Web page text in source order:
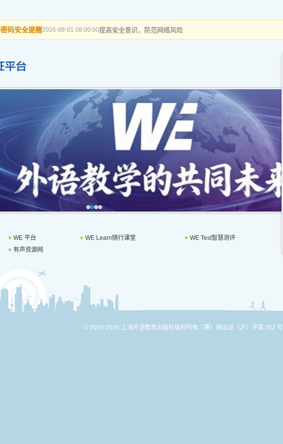
密码安全提醒2026-08-01 08:00:00提高安全意识，防范网络风险
WE 平台 WE Learn随行课堂
WE Test智慧测评
有声资源网
© 2009-2026 上海外语教育出版社版权所有 （署）网出证（沪）字第 002 号